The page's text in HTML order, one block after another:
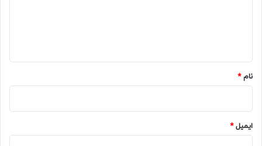
نام*
ایمیل*